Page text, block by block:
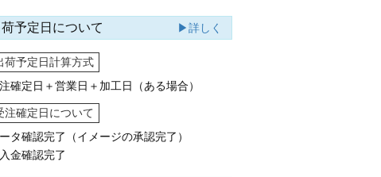
予定日について ▶詳しく
荷予定日計算方式
確定日＋営業日＋加工日（ある場合）
注確定日について
タ確認完了（イメージの承認完了）
金確認完了